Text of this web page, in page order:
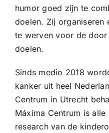
humor goed zijn te
doelen. Zij organiseren
te werven voor de
doelen.
Sinds medio 2018
kanker uit heel
Centrum in Utrecht
Máxima Centrum is
research van de